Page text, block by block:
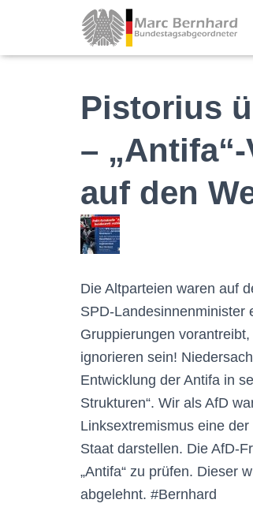
Pistorius
–
auf den
Die Altparteien waren auf
SPD-Landesinnenminister
Gruppierungen
ignorieren sein!
Entwicklung der Antifa in
Strukturen“. Wir als AfD
Linksextremismus eine
Staat darstellen. Die AfD-
„Antifa“ zu prüfen. Dieser
abgelehnt. #Bernhard